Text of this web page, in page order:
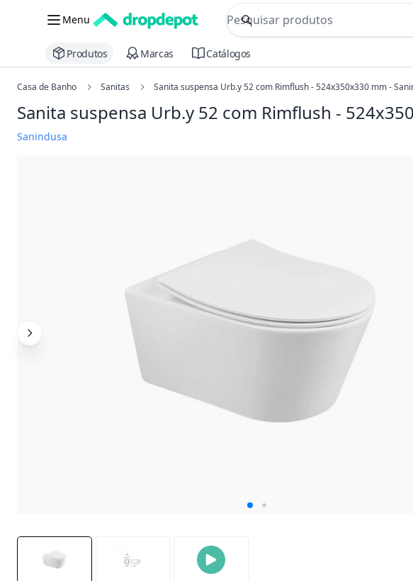
Menu
commerce search no header
Procurar
Produtos Marcas Catálogos
Casa de Banho Sanitas Sanita suspensa Urb.y 52 com Rimflush - 524x350x330 mm -
Sanita suspensa Urb.y 52 com Rimflush -
Sanindusa